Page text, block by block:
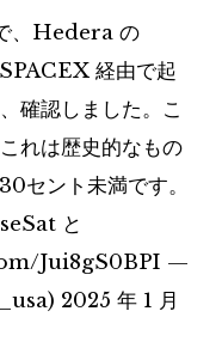
、Hedera の
経由で起
確認しました。こ
れは歴史的なもの
セント未満です。
と
Jui8gS0BPI —
2025 年 1 月